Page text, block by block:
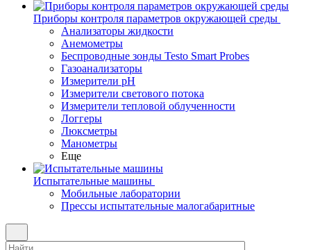
Приборы контроля параметров окружающей среды
Анализаторы жидкости
Анемометры
Беспроводные зонды Testo Smart Probes
Газоанализаторы
Измерители pH
Измерители светового потока
Измерители тепловой облученности
Логгеры
Люксметры
Манометры
Еще
Испытательные машины
Мобильные лаборатории
Прессы испытательные малогабаритные